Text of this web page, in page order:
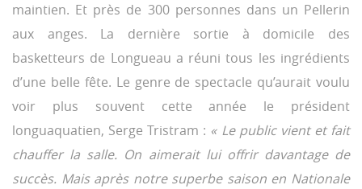
maintien. Et près de 300 personnes dans un Pellerin
aux anges. La dernière sortie à domicile des
basketteurs de Longueau a réuni tous les ingrédients
d’une belle fête. Le genre de spectacle qu’aurait voulu
voir plus souvent cette année le président
longuaquatien, Serge Tristram : « Le public vient et fait
chauffer la salle. On aimerait lui offrir davantage de
succès. Mais après notre superbe saison en Nationale